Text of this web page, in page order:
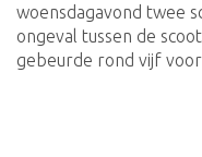
woensdagavond twee
ongeval tussen de
gebeurde rond vijf